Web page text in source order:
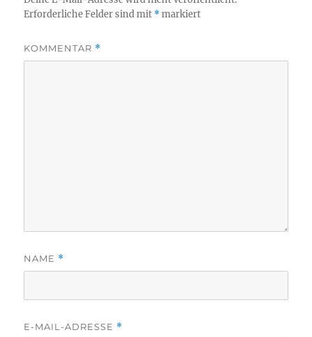
Erforderliche Felder sind mit *markiert
KOMMENTAR *
NAME *
E-MAIL-ADRESSE *